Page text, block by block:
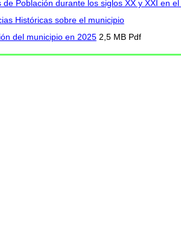
de Población durante los siglos XX y XXI en
Históricas sobre el municipio
del municipio en 20252,5 MB Pdf